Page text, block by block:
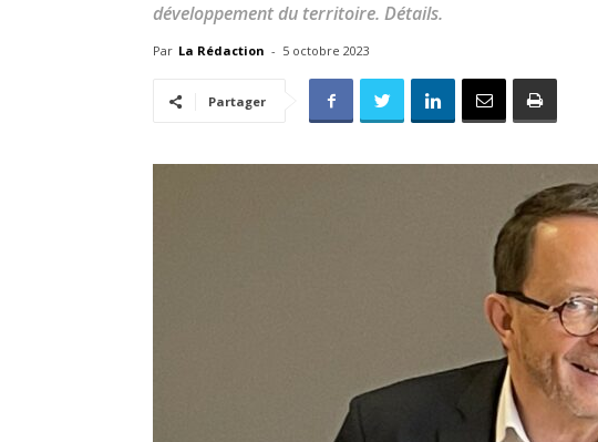
développement du territoire. Détails.
Par La Rédaction - 5 octobre 2023
Partager